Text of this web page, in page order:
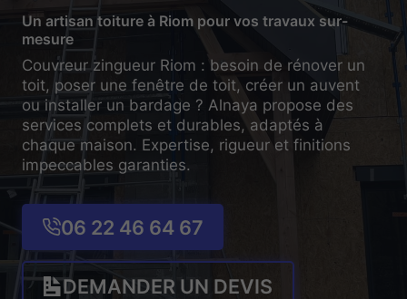
Un artisan toiture à Riom pour vos travaux sur-
mesure
Couvreur zingueur Riom : besoin de rénover un
toit, poser une fenêtre de toit, créer un auvent
ou installer un bardage ? Alnaya propose des
services complets et durables, adaptés à
chaque maison. Expertise, rigueur et finitions
impeccables garanties.
06 22 46 64 67
DEMANDER UN DEVIS